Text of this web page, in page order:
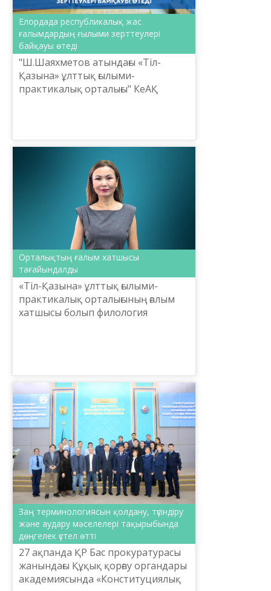
Елордада республикалық жас
ғалымдардың ғылыми зерттеулері
байқауы өтеді
"Ш.Шаяхметов атындағы «Тіл-
Қазына» ұлттық ғылыми-
практикалық орталығы" КеАҚ
Орталықтың ғалым хатшысы
тағайындалды
«Тіл-Қазына» ұлттық ғылыми-
практикалық орталығының ғалым
хатшысы болып филология
Заң терминологиясын қолдану, түсіндіру
және аудару мәселелері тақырыбында
дөңгелек үстел өтті
27 ақпанда ҚР Бас прокуратурасы
жанындағы Құқық қорғау органдары
академиясында «Конституциялық